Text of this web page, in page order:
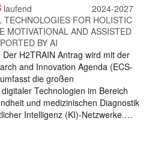
laufend
2024-2027
TECHNOLOGIES FOR HOLISTIC
MOTIVATIONAL AND ASSISTED
BY AI
H2TRAIN Antrag wird mit der
and Innovation Agenda (ECS-
die großen
Technologien im Bereich
und medizinischen Diagnostik
Intelligenz (KI)-Netzwerke.…